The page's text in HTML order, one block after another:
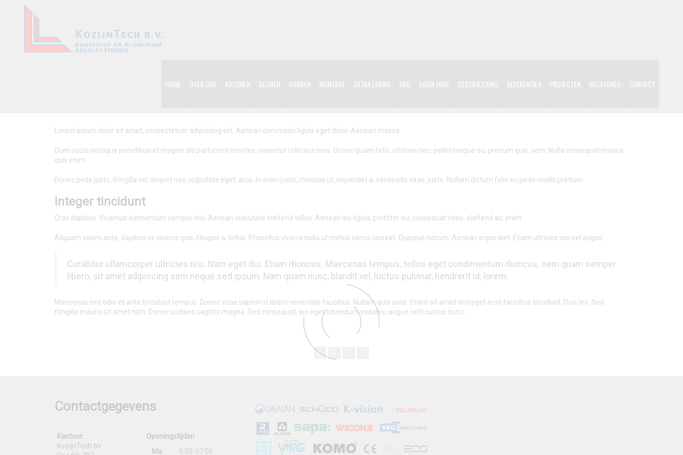
HOME OVER ONS KOZIJNEN DEUREN HORREN MONTAGE DETAILLERING VKG EIGEN HUIS CERTIFICERING REFERENTIES PROJECTEN VACATURES CONTACT
Lorem ipsum dolor sit amet, consectetuer adipiscing elit. Aenean commodo ligula eget dolor. Aenean massa.
Cum sociis natoque penatibus et magnis dis parturient montes, nascetur ridiculus mus. Donec quam felis, ultricies nec, pellentesque eu, pretium quis, sem. Nulla consequat massa
quis enim.
Donec pede justo, fringilla vel, aliquet nec, vulputate eget, arcu. In enim justo, rhoncus ut, imperdiet a, venenatis vitae, justo. Nullam dictum felis eu pede mollis pretium.
Integer tincidunt
Cras dapibus. Vivamus elementum semper nisi. Aenean vulputate eleifend tellus. Aenean leo ligula, porttitor eu, consequat vitae, eleifend ac, enim.
Aliquam lorem ante, dapibus in, viverra quis, feugiat a, tellus. Phasellus viverra nulla ut metus varius laoreet. Quisque rutrum. Aenean imperdiet. Etiam ultricies nisi vel augue.
Curabitur ullamcorper ultricies nisi. Nam eget dui. Etiam rhoncus. Maecenas tempus, tellus eget condimentum rhoncus, sem quam semper
libero, sit amet adipiscing sem neque sed ipsum. Nam quam nunc, blandit vel, luctus pulvinar, hendrerit id, lorem.
Maecenas nec odio et ante tincidunt tempus. Donec vitae sapien ut libero venenatis faucibus. Nullam quis ante. Etiam sit amet orci eget eros faucibus tincidunt. Duis leo. Sed
fringilla mauris sit amet nibh. Donec sodales sagittis magna. Sed consequat, leo eget bibendum sodales, augue velit cursus nunc,
Contactgegevens
Kantoor:
KozijnTech bv
Openingstijden
Ma
9.00-17.00